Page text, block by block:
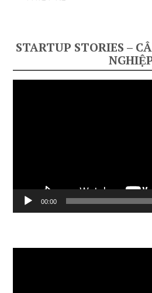
STARTUP STORIES –
00:00